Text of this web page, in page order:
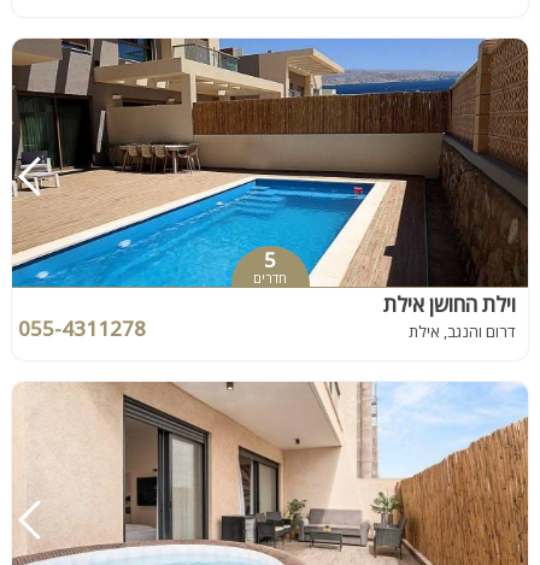
5
חדרים
וילת החושן אילת
דרום והנגב, אילת 055-4311278